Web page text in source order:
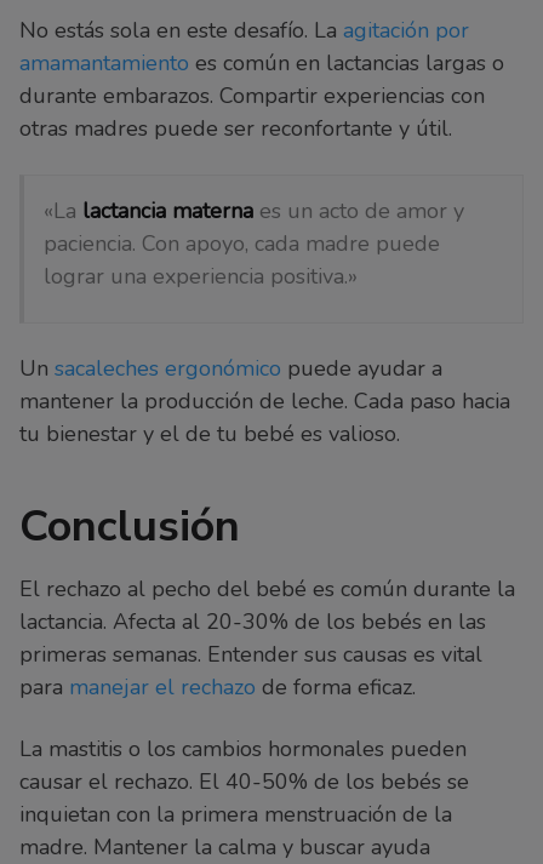
No estás sola en este desafío. La agitación por
amamantamiento es común en lactancias largas o
durante embarazos. Compartir experiencias con
otras madres puede ser reconfortante y útil.
«La lactancia materna es un acto de amor y
paciencia. Con apoyo, cada madre puede
lograr una experiencia positiva.»
Un sacaleches ergonómico puede ayudar a
mantener la producción de leche. Cada paso hacia
tu bienestar y el de tu bebé es valioso.
Conclusión
El rechazo al pecho del bebé es común durante la
lactancia. Afecta al 20-30% de los bebés en las
primeras semanas. Entender sus causas es vital
para manejar el rechazo de forma eficaz.
La mastitis o los cambios hormonales pueden
causar el rechazo. El 40-50% de los bebés se
inquietan con la primera menstruación de la
madre. Mantener la calma y buscar ayuda